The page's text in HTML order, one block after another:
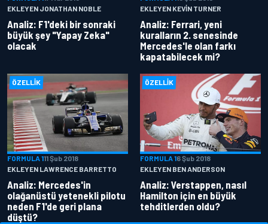
EKLEYEN JONATHAN NOBLE
Analiz: F1'deki bir sonraki
büyük şey "Yapay Zeka"
olacak
EKLEYEN KEVIN TURNER
Analiz: Ferrari, yeni
kuralların 2. senesinde
Mercedes'le olan farkı
kapatabilecek mi?
ÖZELLIK
FORMULA 111 Şub 2018
EKLEYEN LAWRENCE BARRETTO
Analiz: Mercedes'in
olağanüstü yetenekli pilotu
neden F1'de geri plana
düştü?
ÖZELLIK
FORMULA 16 Şub 2018
EKLEYEN BEN ANDERSON
Analiz: Verstappen, nasıl
Hamilton için en büyük
tehditlerden oldu?